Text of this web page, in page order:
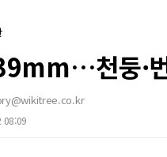
천둥·번
08:09